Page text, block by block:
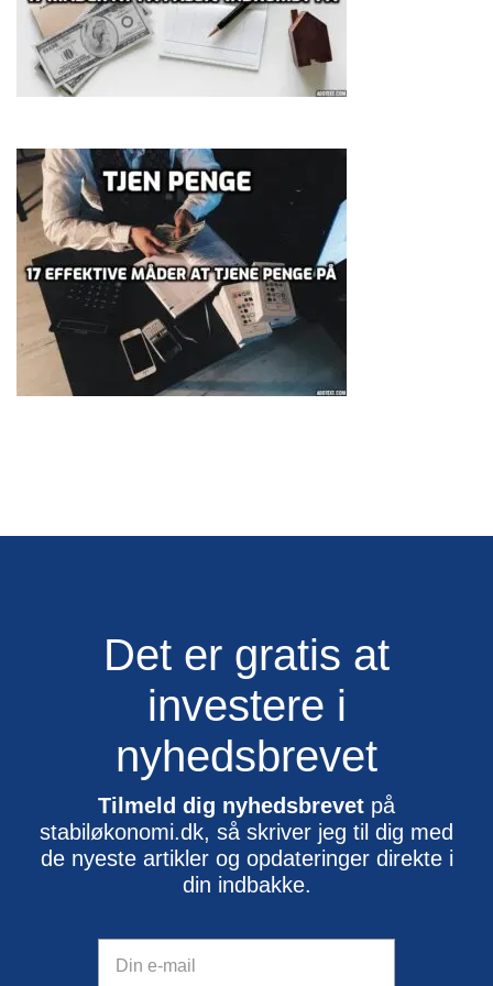
Det er gratis at
investere i
nyhedsbrevet
Tilmeld dig nyhedsbrevet på
stabiløkonomi.dk, så skriver jeg til dig med
de nyeste artikler og opdateringer direkte i
din indbakke.